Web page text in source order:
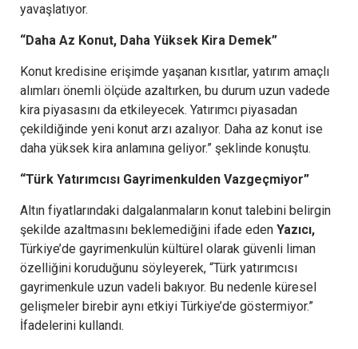
yavaşlatıyor.
“Daha Az Konut, Daha Yüksek Kira Demek”
Konut kredisine erişimde yaşanan kısıtlar, yatırım amaçlı
alımları önemli ölçüde azaltırken, bu durum uzun vadede
kira piyasasını da etkileyecek. Yatırımcı piyasadan
çekildiğinde yeni konut arzı azalıyor. Daha az konut ise
daha yüksek kira anlamına geliyor.” şeklinde konuştu.
“Türk Yatırımcısı Gayrimenkulden Vazgeçmiyor”
Altın fiyatlarındaki dalgalanmaların konut talebini belirgin
şekilde azaltmasını beklemediğini ifade eden Yazıcı,
Türkiye’de gayrimenkulün kültürel olarak güvenli liman
özelliğini koruduğunu söyleyerek, “Türk yatırımcısı
gayrimenkule uzun vadeli bakıyor. Bu nedenle küresel
gelişmeler birebir aynı etkiyi Türkiye’de göstermiyor.”
İfadelerini kullandı.